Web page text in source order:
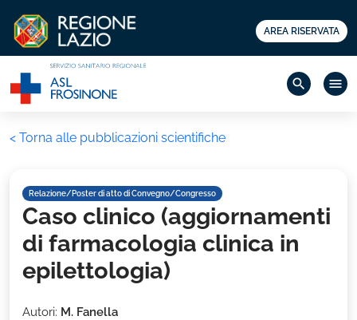
AREA RISERVATA
search menu
< Torna alle pubblicazioni scientifiche
Relazione/Poster di atto di Convegno/Congresso
Caso clinico (aggiornamenti
di farmacologia clinica in
epilettologia)
Autori: M. Fanella